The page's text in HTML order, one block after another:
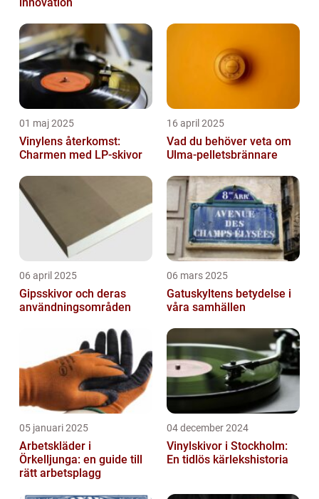
01 maj 2025
Vinylens återkomst:
Charmen med LP-skivor
16 april 2025
Vad du behöver veta om
Ulma-pelletsbrännare
06 april 2025
Gipsskivor och deras
användningsområden
06 mars 2025
Gatuskyltens betydelse i
våra samhällen
05 januari 2025
Arbetskläder i
Örkelljunga: en guide till
rätt arbetsplagg
04 december 2024
Vinylskivor i Stockholm:
En tidlös kärlekshistoria